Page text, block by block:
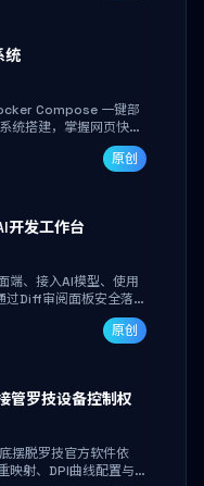
统
Compose 一键部
统搭建，掌握网页快照
适合开发者与知识工作
检索。
原创
开发工作台
端、接入AI模型、使用
Diff审阅面板安全落地
沙箱环境中工作，你只
原创
管罗技设备控制权
摆脱罗技官方软件依
映射、DPI曲线配置与